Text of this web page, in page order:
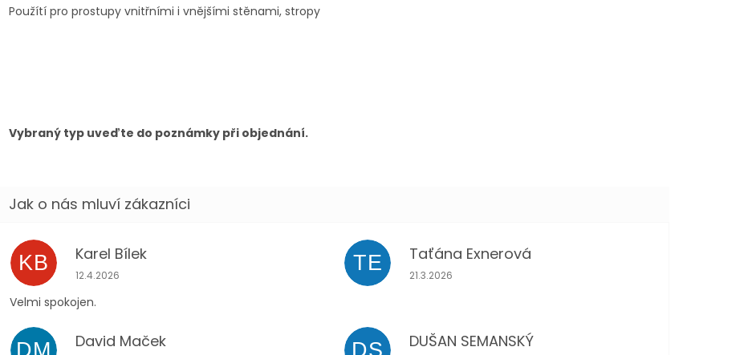
Použítí pro prostupy vnitřními i vnějšími stěnami, stropy
Vybraný typ uveďte do poznámky při objednání.
KB Karel Bílek
Hodnocení obchodu je 5 z 5 hvězdiček.
12.4.2026
Velmi spokojen.
TE Taťána Exnerová
Hodnocení obchodu je 5 z 5 hvězdiček.
21.3.2026
DM David Maček DS DUŠAN SEMANSKÝ